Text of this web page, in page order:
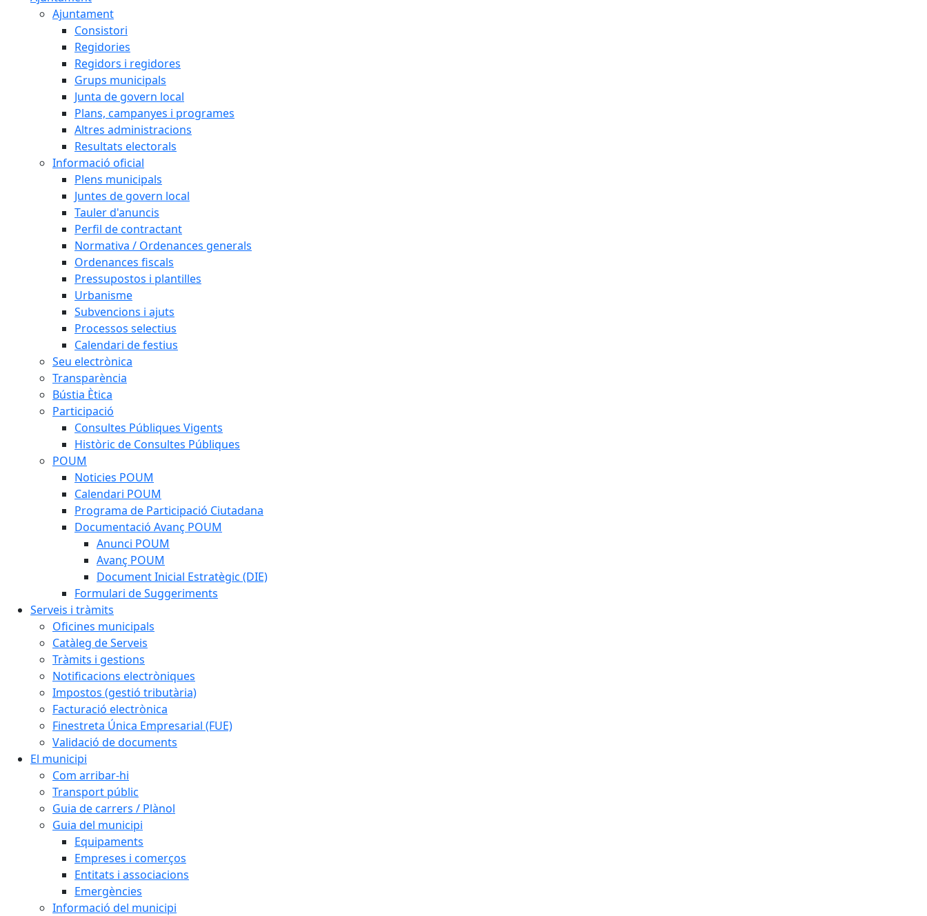
Ajuntament
Consistori
Regidories
Regidors i regidores
Grups municipals
Junta de govern local
Plans, campanyes i programes
Altres administracions
Resultats electorals
Informació oficial
Plens municipals
Juntes de govern local
Tauler d'anuncis
Perfil de contractant
Normativa / Ordenances generals
Ordenances fiscals
Pressupostos i plantilles
Urbanisme
Subvencions i ajuts
Processos selectius
Calendari de festius
Seu electrònica
Transparència
Bústia Ètica
Participació
Consultes Públiques Vigents
Històric de Consultes Públiques
POUM
Noticies POUM
Calendari POUM
Programa de Participació Ciutadana
Documentació Avanç POUM
Anunci POUM
Avanç POUM
Document Inicial Estratègic (DIE)
Formulari de Suggeriments
Serveis i tràmits
Oficines municipals
Catàleg de Serveis
Tràmits i gestions
Notificacions electròniques
Impostos (gestió tributària)
Facturació electrònica
Finestreta Única Empresarial (FUE)
Validació de documents
El municipi
Com arribar-hi
Transport públic
Guia de carrers / Plànol
Guia del municipi
Equipaments
Empreses i comerços
Entitats i associacions
Emergències
Informació del municipi